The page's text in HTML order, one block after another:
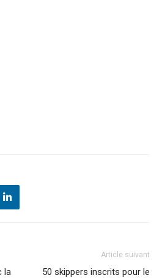
la
Article suivant
50 skippers inscrits pour le